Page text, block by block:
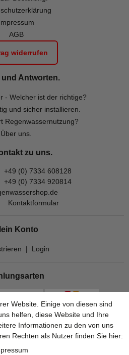
AGB
widerrufen
und Antworten.
- Welcher ist der richtige?
und sicher installieren.
Regenwassernutzung?
Über uns.
zu uns.
+49 (0) 7334 608128
+49 (0) 7334 920814
Kontaktformular
Konto
| Login
Website. Einige von diesen sind
helfen, diese Website und Ihre
Informationen zu den von uns
Rechten als Nutzer finden Sie hier: